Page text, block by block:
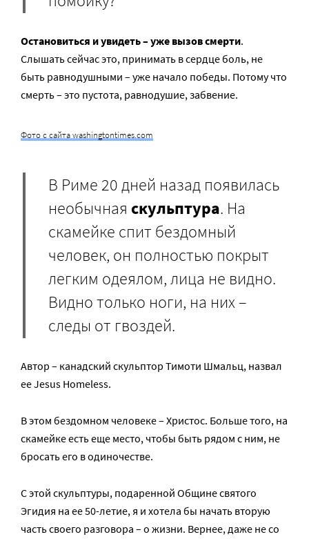
Остановиться и увидеть – уже вызов смерти.
Слышать сейчас это, принимать в сердце боль, не
быть равнодушными – уже начало победы. Потому что
смерть – это пустота, равнодушие, забвение.
Фото с сайта washingtontimes.com
В Риме 20 дней назад появилась
необычная скульптура. На
скамейке спит бездомный
человек, он полностью покрыт
легким одеялом, лица не видно.
Видно только ноги, на них –
следы от гвоздей.
Автор – канадский скульптор Тимоти Шмальц, назвал
ее Jesus Homeless.
В этом бездомном человеке – Христос. Больше того, на
скамейке есть еще место, чтобы быть рядом с ним, не
бросать его в одиночестве.
С этой скульптуры, подаренной Общине святого
Эгидия на ее 50-летие, я и хотела бы начать вторую
часть своего разговора – о жизни. Вернее, даже не со